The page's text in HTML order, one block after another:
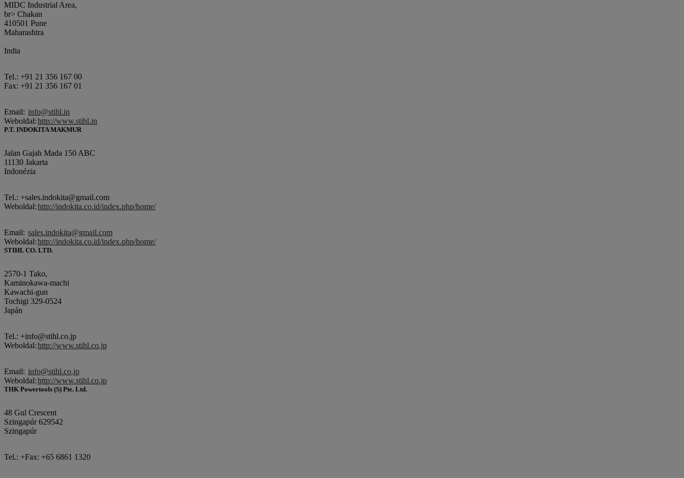
MIDC Industrial Area,
br> Chakan
410501 Pune
Maharashtra
India
Tel.: +91 21 356 167 00
Fax: +91 21 356 167 01
Email: info@stihl.in
Weboldal:http://www.stihl.in
P.T. INDOKITA MAKMUR
Jalan Gajah Mada 150 ABC
11130 Jakarta
Indonézia
Tel.: +sales.indokita@gmail.com
Weboldal:http://indokita.co.id/index.php/home/
Email: sales.indokita@gmail.com
Weboldal:http://indokita.co.id/index.php/home/
STIHL CO. LTD.
2570-1 Tako,
Kaminokawa-machi
Kawachi-gun
Tochigi 329-0524
Japán
Tel.: +info@stihl.co.jp
Weboldal:http://www.stihl.co.jp
Email: info@stihl.co.jp
Weboldal:http://www.stihl.co.jp
THK Powertools (S) Pte. Ltd.
48 Gul Crescent
Szingapúr 629542
Szingapúr
Tel.: +Fax: +65 6861 1320